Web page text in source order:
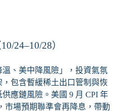
24–10/28）
、美中降風險」，投資氣氛
包含暫緩稀土出口管制與恢
應鏈風險。美國 9 月 CPI 年
市場預期聯準會再降息，帶動